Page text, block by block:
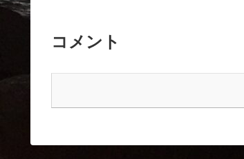
コメント